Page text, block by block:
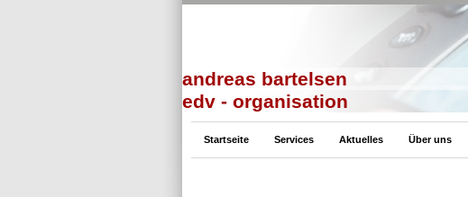
andreas bartelsen
edv - organisation
Startseite Services Aktuelles Über uns